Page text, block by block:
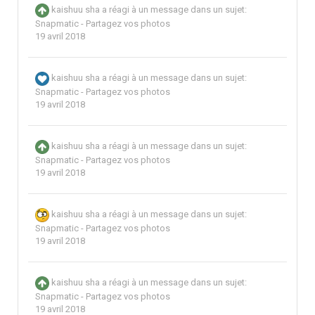
kaishuu sha a réagi à un message dans un sujet:
Snapmatic - Partagez vos photos
19 avril 2018
kaishuu sha a réagi à un message dans un sujet:
Snapmatic - Partagez vos photos
19 avril 2018
kaishuu sha a réagi à un message dans un sujet:
Snapmatic - Partagez vos photos
19 avril 2018
kaishuu sha a réagi à un message dans un sujet:
Snapmatic - Partagez vos photos
19 avril 2018
kaishuu sha a réagi à un message dans un sujet:
Snapmatic - Partagez vos photos
19 avril 2018